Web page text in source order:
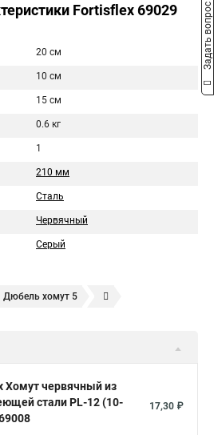
Fortisflex 69029
20 см
10 см
15 см
0.6 кг
1
210 мм
Сталь
Червячный
Серый
Дюбель хомут 5
Хомут для прокладки трубы
Хомут 32 Хомут 2 Хомут 40
Хомут червячный из
стали PL-12 (10-
17,30 ₽
Задать вопрос